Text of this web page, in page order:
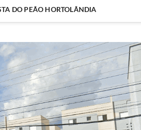
DO PEÃO HORTOLÂNDIA